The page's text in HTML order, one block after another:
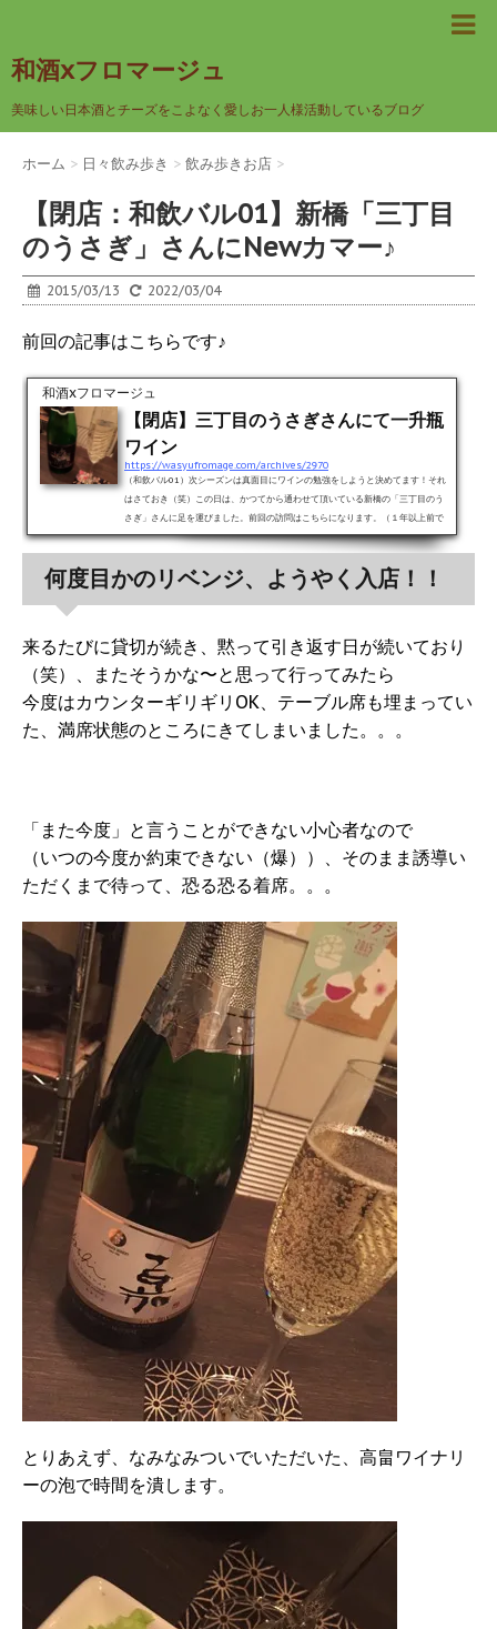
和酒xフロマージュ
美味しい日本酒とチーズをこよなく愛しお一人様活動しているブログ
ホーム > 日々飲み歩き > 飲み歩きお店 >
【閉店：和飲バル01】新橋「三丁目
のうさぎ」さんにNewカマー♪
2015/03/13 2022/03/04
前回の記事はこちらです♪
和酒xフロマージュ
【閉店】三丁目のうさぎさんにて一升瓶
ワイン
https://wasyufromage.com/archives/2970
（和飲バル01）次シーズンは真面目にワインの勉強をしようと決めてます！それ
はさておき（笑）この日は、かつてから通わせて頂いている新橋の「三丁目のう
さぎ」さんに足を運びました。前回の訪問はこちらになります。（１年以上前で
すが。。。）いざ入店！お決まりのカウンターに着席！この日の１杯目は泡で。
おたるケルスナースパークリング。かなり辛口で、傾向としては柑橘系ですが、
すーっとするミント感が強いお酒でした。飲みきりでなんか得した気分（笑）。
選べる２種のお通しは、燻製ソーセージとタケノコの土佐煮。遅い時間...
何度目かのリベンジ、ようやく入店！！
来るたびに貸切が続き、黙って引き返す日が続いており
（笑）、またそうかな〜と思って行ってみたら
今度はカウンターギリギリOK、テーブル席も埋まってい
た、満席状態のところにきてしまいました。。。
「また今度」と言うことができない小心者なので
（いつの今度か約束できない（爆））、そのまま誘導い
ただくまで待って、恐る恐る着席。。。
とりあえず、なみなみついでいただいた、高畠ワイナリ
ーの泡で時間を潰します。